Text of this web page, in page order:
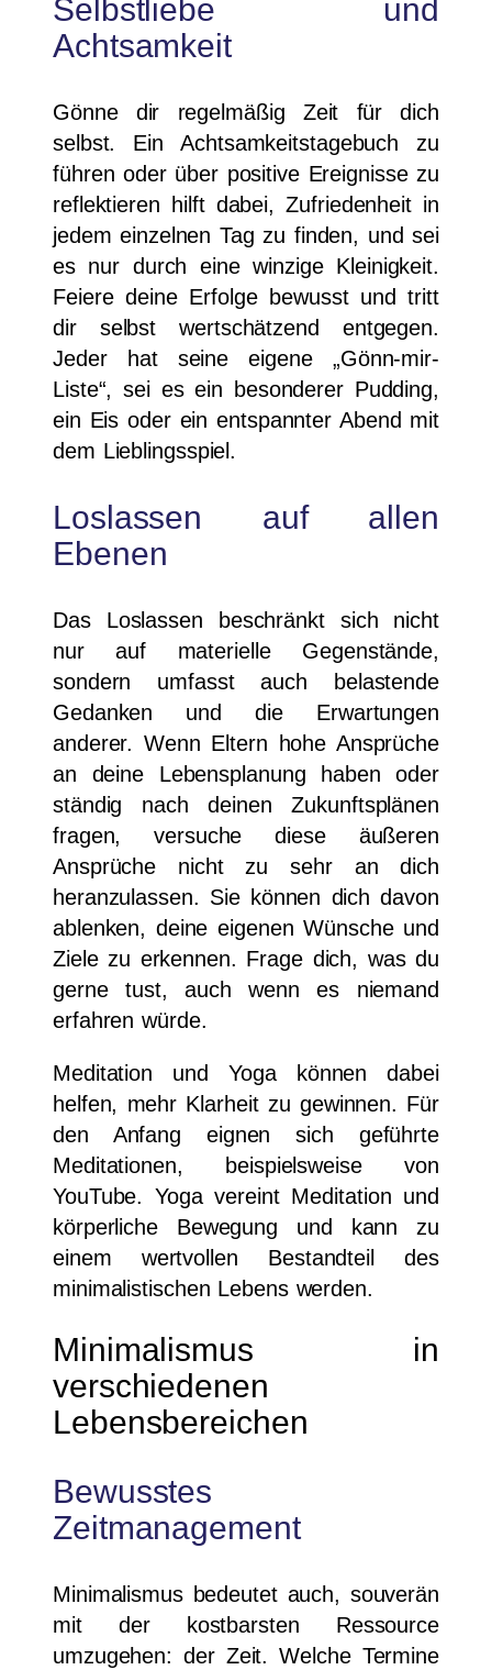
Selbstliebe und
Achtsamkeit
Gönne dir regelmäßig Zeit für dich
selbst. Ein Achtsamkeitstagebuch zu
führen oder über positive Ereignisse zu
reflektieren hilft dabei, Zufriedenheit in
jedem einzelnen Tag zu finden, und sei
es nur durch eine winzige Kleinigkeit.
Feiere deine Erfolge bewusst und tritt
dir selbst wertschätzend entgegen.
Jeder hat seine eigene „Gönn-mir-
Liste“, sei es ein besonderer Pudding,
ein Eis oder ein entspannter Abend mit
dem Lieblingsspiel.
Loslassen auf allen
Ebenen
Das Loslassen beschränkt sich nicht
nur auf materielle Gegenstände,
sondern umfasst auch belastende
Gedanken und die Erwartungen
anderer. Wenn Eltern hohe Ansprüche
an deine Lebensplanung haben oder
ständig nach deinen Zukunftsplänen
fragen, versuche diese äußeren
Ansprüche nicht zu sehr an dich
heranzulassen. Sie können dich davon
ablenken, deine eigenen Wünsche und
Ziele zu erkennen. Frage dich, was du
gerne tust, auch wenn es niemand
erfahren würde.
Meditation und Yoga können dabei
helfen, mehr Klarheit zu gewinnen. Für
den Anfang eignen sich geführte
Meditationen, beispielsweise von
YouTube. Yoga vereint Meditation und
körperliche Bewegung und kann zu
einem wertvollen Bestandteil des
minimalistischen Lebens werden.
Minimalismus in
verschiedenen
Lebensbereichen
Bewusstes
Zeitmanagement
Minimalismus bedeutet auch, souverän
mit der kostbarsten Ressource
umzugehen: der Zeit. Welche Termine